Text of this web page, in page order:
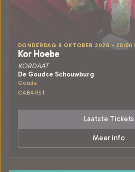
DONDERDAG 8 OKTOBER 2026 • 20:00
Kor Hoebe
KORDAAT
De Goudse Schouwburg
Gouda
CABARET
Laatste Tickets
Meer info